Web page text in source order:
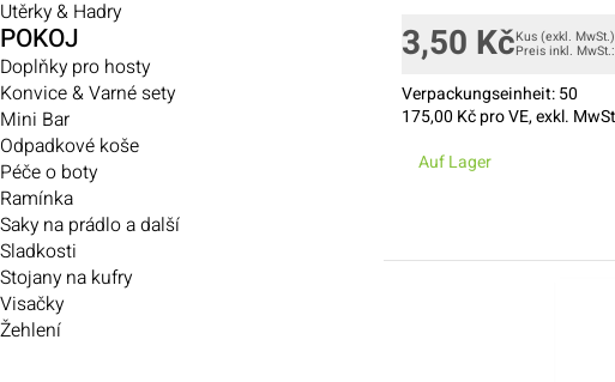
Utěrky & Hadry
POKOJ
Doplňky pro hosty
Konvice & Varné sety
Mini Bar
Odpadkové koše
Péče o boty
Ramínka
Saky na prádlo a další
Sladkosti
Stojany na kufry
Visačky
Žehlení
3,50 KčKus (exkl. MwSt.)
Preis inkl. MwSt.:
Verpackungseinheit:50
175,00 Kč pro VE, exkl.
Auf Lager